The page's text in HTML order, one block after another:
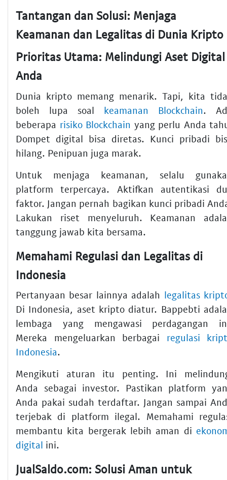
Tantangan dan Solusi: Menjaga
Keamanan dan Legalitas di Dunia Kripto
Prioritas Utama: Melindungi Aset Digital
Anda
Dunia kripto memang menarik. Tapi, kita
boleh lupa soal keamanan Blockchain.
beberapa risiko Blockchain yang perlu Anda
Dompet digital bisa diretas. Kunci pribadi
hilang. Penipuan juga marak.
Untuk menjaga keamanan, selalu
platform terpercaya. Aktifkan autentikasi
faktor. Jangan pernah bagikan kunci pribadi
Lakukan riset menyeluruh. Keamanan
tanggung jawab kita bersama.
Memahami Regulasi dan Legalitas di
Indonesia
Pertanyaan besar lainnya adalah legalitas
Di Indonesia, aset kripto diatur. Bappebti
lembaga yang mengawasi perdagangan
Mereka mengeluarkan berbagai regulasi
Indonesia.
Mengikuti aturan itu penting. Ini
Anda sebagai investor. Pastikan platform
Anda pakai sudah terdaftar. Jangan sampai
terjebak di platform ilegal. Memahami
membantu kita bergerak lebih aman di
digital ini.
JualSaldo.com: Solusi Aman untuk